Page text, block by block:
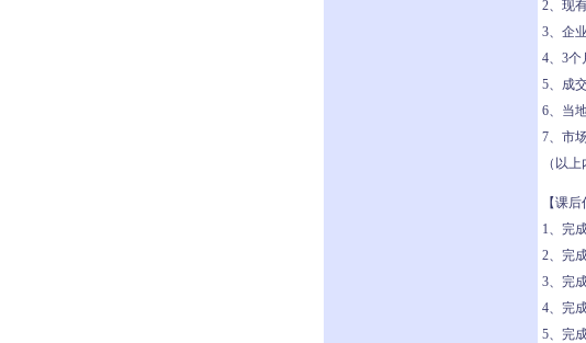
2、现
3、企
4、3个
5、成
6、当
7、市
（以
【课后
1、完
2、完
3、完
4、完
5、完